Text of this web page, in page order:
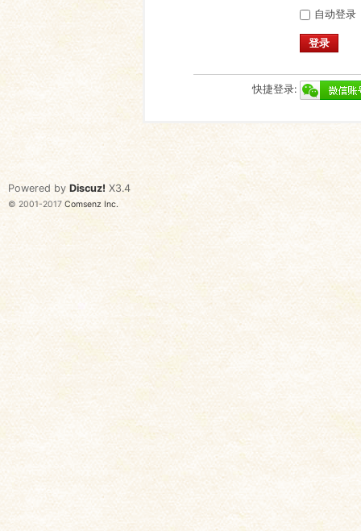
自动登录
登录
快捷登录:
Powered by Discuz! X3.4
© 2001-2017 Comsenz Inc.